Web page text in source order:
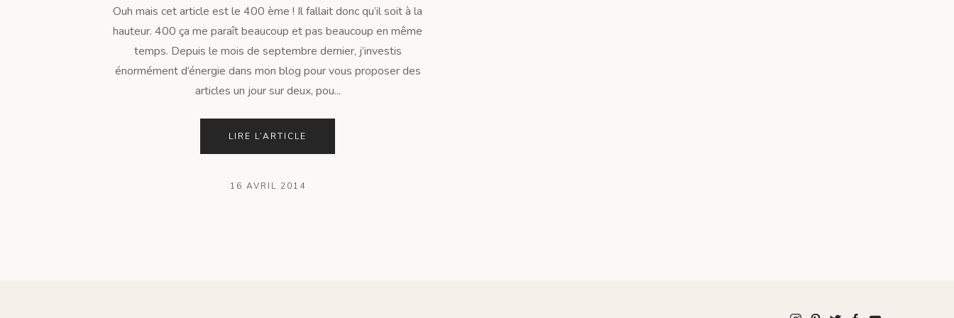
Ouh mais cet article est le 400 ème ! Il fallait donc qu’il soit à la
hauteur. 400 ça me paraît beaucoup et pas beaucoup en même
temps. Depuis le mois de septembre dernier, j’investis
énormément d’énergie dans mon blog pour vous proposer des
articles un jour sur deux, pou...
LIRE L’ARTICLE
16 AVRIL 2014